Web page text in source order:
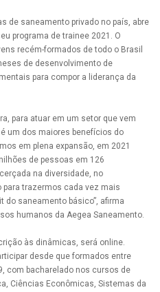
de saneamento privado no país, abre
programa de trainee 2021. O
recém-formados de todo o Brasil
de desenvolvimento de
para compor a liderança da
para atuar em um setor que vem
um dos maiores benefícios do
em plena expansão, em 2021
de pessoas em 126
na diversidade, no
para trazermos cada vez mais
do saneamento básico”, afirma
humanos da Aegea Saneamento.
às dinâmicas, será online.
desde que formados entre
com bacharelado nos cursos de
Ciências Econômicas, Sistemas da